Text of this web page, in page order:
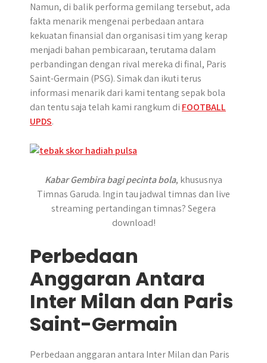
Namun, di balik performa gemilang tersebut, ada
fakta menarik mengenai perbedaan antara
kekuatan finansial dan organisasi tim yang kerap
menjadi bahan pembicaraan, terutama dalam
perbandingan dengan rival mereka di final, Paris
Saint-Germain (PSG). Simak dan ikuti terus
informasi menarik dari kami tentang sepak bola
dan tentu saja telah kami rangkum di FOOTBALL
UPDS.
Kabar Gembira bagi pecinta bola, khususnya
Timnas Garuda. Ingin tau jadwal timnas dan live
streaming pertandingan timnas? Segera
download!
Perbedaan
Anggaran Antara
Inter Milan dan Paris
Saint-Germain
Perbedaan anggaran antara Inter Milan dan Paris